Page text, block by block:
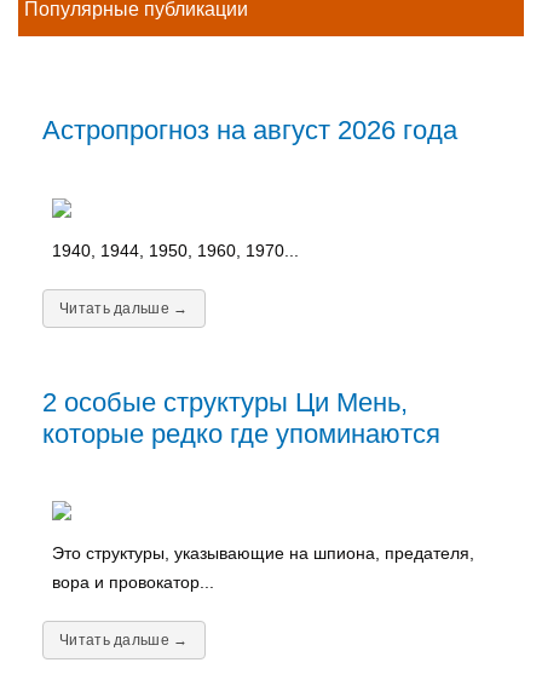
Популярные публикации
Астропрогноз на август 2026 года
1940, 1944, 1950, 1960, 1970...
Читать дальше →
2 особые структуры Ци Мень,
которые редко где упоминаются
Это структуры, указывающие на шпиона, предателя,
вора и провокатор...
Читать дальше →